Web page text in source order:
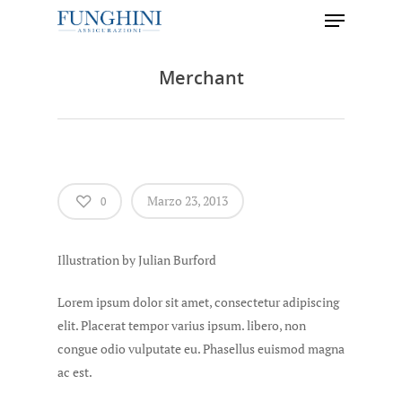
Merchant
0 Marzo 23, 2013
Illustration by Julian Burford
Lorem ipsum dolor sit amet, consectetur adipiscing
elit. Placerat tempor varius ipsum. libero, non
congue odio vulputate eu. Phasellus euismod magna
ac est.